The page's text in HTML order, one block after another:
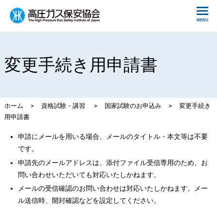
変更手続き用申請書
ホーム > 資格試験・講習 > 国家試験のお申込み >
変更手続き
用申請書
申請にメールを用いる場合、メールのタイトル・本文等は不要
です。
申請先のメールアドレスは、添付ファイル受信専用のため、お
問い合わせいただいても対応いたしかねます。
メールの受信確認のお問い合わせは対応いたしかねます。メー
ル送信時、開封確認などを設定してください。